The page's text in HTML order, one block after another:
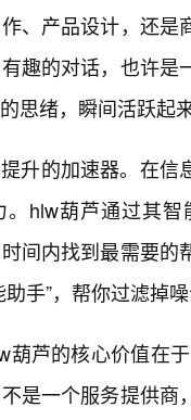
、产品设计，还
趣的对话，也许
思绪，瞬间活跃起
升的加速器。在
hlw葫芦通过其
间内找到最需要
助手”，帮你过滤掉
葫芦的核心价值在
是一个服务提供